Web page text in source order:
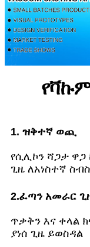
1. ዝቅተኛ ወጪ
የሲሊኮን ሻጋታ
ጊዜ ለአነስተኛ
2.ፈጣን አመራር
ጥቃቅን እና ቀላል
ያነሰ ጊዜ ይወስዳል